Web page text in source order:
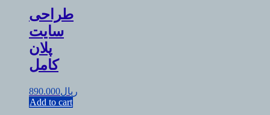
طراحی
سایت
پلان
کامل
ریال890.000
Add to cart